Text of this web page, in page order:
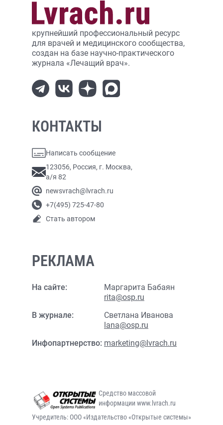
крупнейший профессиональный ресурс
для врачей и медицинского сообщества,
создан на базе научно-практического
журнала «Лечащий врач».
КОНТАКТЫ
Написать сообщение
123056, Россия, г. Москва,
а/я 82
newsvrach@lvrach.ru
+7(495) 725-47-80
Стать автором
РЕКЛАМА
На сайте:
Маргарита Бабаян
rita@osp.ru
В журнале:
Светлана Иванова
lana@osp.ru
Инфопартнерство: marketing@lvrach.ru
Средство массовой
информации www.lvrach.ru
Учредитель: ООО «Издательство «Открытые системы»